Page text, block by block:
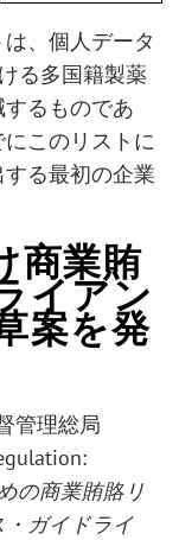
、個人データ
る多国籍製薬
るものであ
このリストに
る最初の企業
商業賄
イアン
案を発
管理総局
の商業賄賂リ
ガイドライ